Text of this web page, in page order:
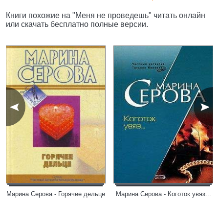
Книги похожие на "Меня не проведешь" читать онлайн
или скачать бесплатно полные версии.
Марина Серова - Горячее дельце Марина Серова - Коготок увяз...